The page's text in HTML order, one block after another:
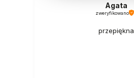
Agata
zweryfikowano
przepiękna